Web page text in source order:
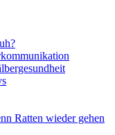
Ratten wieder gehen